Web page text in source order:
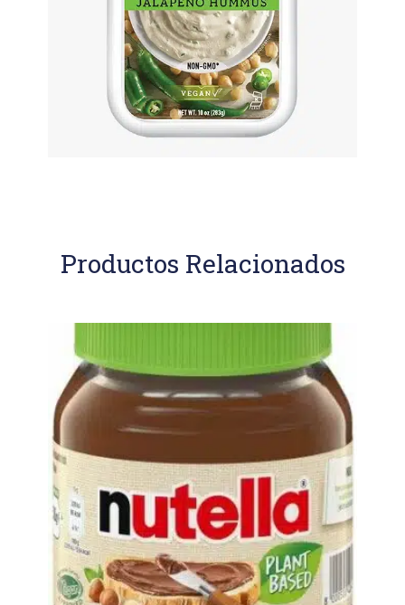
Productos Relacionados